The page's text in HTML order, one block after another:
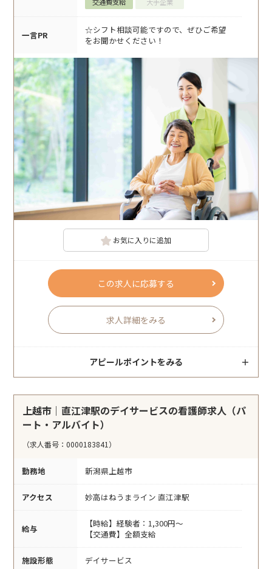
一言PR
☆シフト相談可能ですので、ぜひご希望
をお聞かせください！
お気に入りに追加
この求人に応募する
求人詳細をみる
アピールポイントをみる
上越市｜直江津駅のデイサービスの看護師求人（パ
ート・アルバイト）
（求人番号：0000183841）
勤務地 新潟県上越市
アクセス 妙高はねうまライン 直江津駅
給与
【時給】経験者：1,300円～
【交通費】全額支給
施設形態 デイサービス